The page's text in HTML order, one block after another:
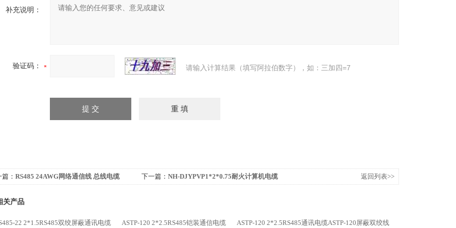
补充说明：
验证码： 请输入计算结果（填写阿拉伯数字），如：三加四=7
： RS485 24AWG网络通信线 总线电缆 下一篇： NH-DJYPVP1*2*0.75耐火计算机电缆
返回列表>>
关产品
22 2*1.5RS485双绞屏蔽通讯电缆 ASTP-120 2*2.5RS485铠装通信电缆 ASTP-120 2*2.5RS485通讯电缆ASTP-120屏蔽双绞线